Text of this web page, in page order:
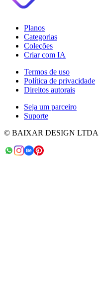
Planos
Categorias
Coleções
Criar com IA
Termos de uso
Política de privacidade
Direitos autorais
Seja um parceiro
Suporte
© BAIXAR DESIGN LTDA